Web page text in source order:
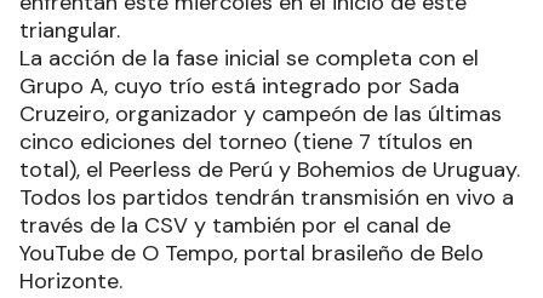
triangular.
La acción de la fase inicial se completa con el
Grupo A, cuyo trío está integrado por Sada
Cruzeiro, organizador y campeón de las últimas
cinco ediciones del torneo (tiene 7 títulos en
total), el Peerless de Perú y Bohemios de Uruguay.
Todos los partidos tendrán transmisión en vivo a
través de la CSV y también por el canal de
YouTube de O Tempo, portal brasileño de Belo
Horizonte.